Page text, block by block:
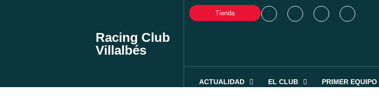
Racing Club
Villalbés
Tienda
ACTUALIDAD EL CLUB PRIMER EQUIPO